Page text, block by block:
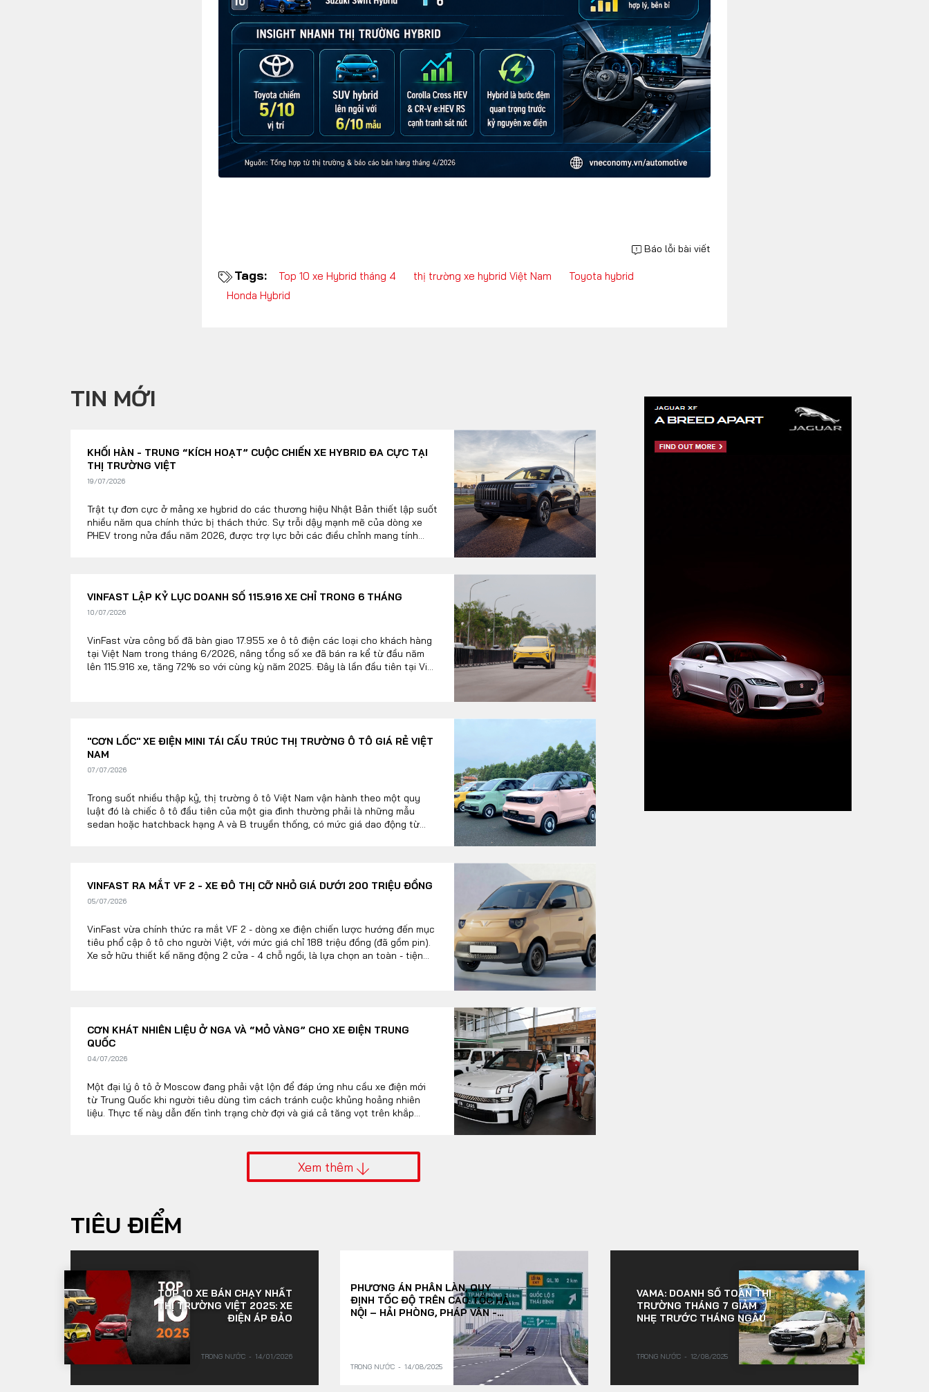
Báo lỗi bài viết
Tags: Top 10 xe Hybrid tháng 4 thị trường xe hybrid Việt Nam
Toyota hybrid
Honda Hybrid
TIN MỚI
KHỐI HÀN - TRUNG “KÍCH HOẠT” CUỘC CHIẾN XE HYBRID ĐA CỰC TẠI
THỊ TRƯỜNG VIỆT
19/07/2026
Trật tự đơn cực ở mảng xe hybrid do các thương hiệu Nhật Bản thiết lập suốt
nhiều năm qua chính thức bị thách thức. Sự trỗi dậy mạnh mẽ của dòng xe
PHEV trong nửa đầu năm 2026, được trợ lực bởi các điều chỉnh mang tính
Trung Quốc, đã kích hoạt một cuộc đua đa cực khốc liệt.
VINFAST LẬP KỶ LỤC DOANH SỐ 115.916 XE CHỈ TRONG 6 THÁNG
10/07/2026
VinFast vừa công bố đã bàn giao 17.955 xe ô tô điện các loại cho khách hàng
tại Việt Nam trong tháng 6/2026, nâng tổng số xe đã bán ra kể từ đầu năm
lên 115.916 xe, tăng 72% so với cùng kỳ năm 2025. Đây là lần đầu tiên tại Việt
"CƠN LỐC" XE ĐIỆN MINI TÁI CẤU TRÚC THỊ TRƯỜNG Ô TÔ GIÁ RẺ VIỆT
NAM
07/07/2026
Trong suốt nhiều thập kỷ, thị trường ô tô Việt Nam vận hành theo một quy
luật đó là chiếc ô tô đầu tiên của một gia đình thường phải là những mẫu
sedan hoặc hatchback hạng A và B truyền thống, có mức giá dao động từ
cấu trúc tư duy này.
VINFAST RA MẮT VF 2 - XE ĐÔ THỊ CỠ NHỎ GIÁ DƯỚI 200 TRIỆU ĐỒNG
05/07/2026
VinFast vừa chính thức ra mắt VF 2 - dòng xe điện chiến lược hướng đến mục
tiêu phổ cập ô tô cho người Việt, với mức giá chỉ 188 triệu đồng (đã gồm pin).
Xe sở hữu thiết kế năng động 2 cửa - 4 chỗ ngồi, là lựa chọn an toàn - tiện
CƠN KHÁT NHIÊN LIỆU Ở NGA VÀ “MỎ VÀNG” CHO XE ĐIỆN TRUNG
QUỐC
04/07/2026
Một đại lý ô tô ở Moscow đang phải vật lộn để đáp ứng nhu cầu xe điện mới
từ Trung Quốc khi người tiêu dùng tìm cách tránh cuộc khủng hoảng nhiên
liệu. Thực tế này dẫn đến tình trạng chờ đợi và giá cả tăng vọt trên khắp
Xem thêm
TIÊU ĐIỂM
TOP 10 XE BÁN CHẠY NHẤT
THỊ TRƯỜNG VIỆT 2025: XE
ĐIỆN ÁP ĐẢO
TRONG NƯỚC 14/01/2026
PHƯƠNG ÁN PHÂN LÀN, QUY
ĐỊNH TỐC ĐỘ TRÊN CAO TỐC HÀ
NỘI – HẢI PHÒNG, PHÁP VÂN -
TRONG NƯỚC 14/08/2025
VAMA: DOANH SỐ TOÀN THỊ
TRƯỜNG THÁNG 7 GIẢM
NHẸ TRƯỚC THÁNG NGÂU
TRONG NƯỚC 12/08/2025